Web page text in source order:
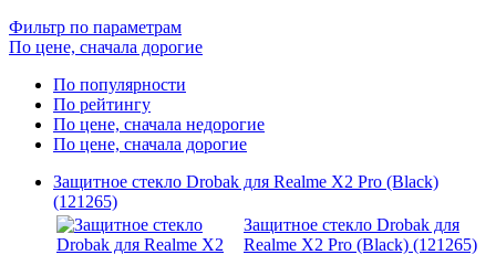
Фильтр по параметрам
По цене, сначала дорогие
По популярности
По рейтингу
По цене, сначала недорогие
По цене, сначала дорогие
Защитное стекло Drobak для Realme X2 Pro (Black)
(121265)
Защитное стекло Drobak для
Realme X2 Pro (Black) (121265)